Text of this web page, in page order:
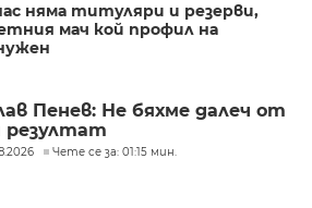
няма титуляри и резерви,
мач кой профил на
Пенев: Не бяхме далеч от
резултат
Чете се за: 01:15 мин.